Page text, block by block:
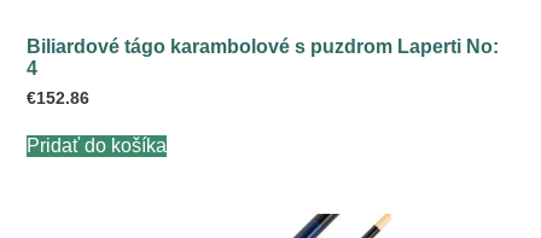
Biliardové tágo karambolové s puzdrom Laperti No:
4
€152.86
Pridať do košíka